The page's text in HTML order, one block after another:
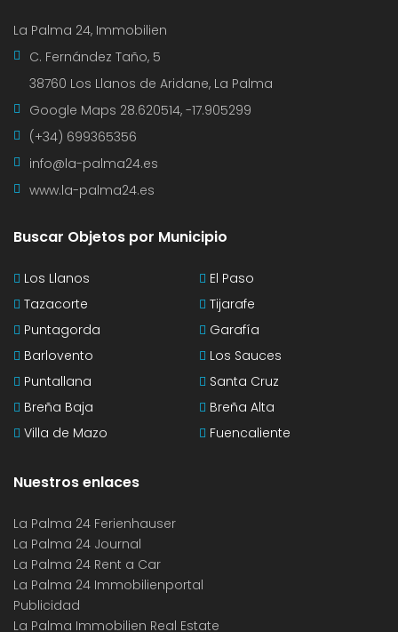
La Palma 24, Immobilien
C. Fernández Taño, 5
38760 Los Llanos de Aridane, La Palma
Google Maps 28.620514, -17.905299
(+34) 699365356
info@la-palma24.es
www.la-palma24.es
Buscar Objetos por Municipio
Los Llanos
El Paso
Tazacorte
Tijarafe
Puntagorda
Garafía
Barlovento
Los Sauces
Puntallana
Santa Cruz
Breña Baja
Breña Alta
Villa de Mazo
Fuencaliente
Nuestros enlaces
La Palma 24 Ferienhauser
La Palma 24 Journal
La Palma 24 Rent a Car
La Palma 24 Immobilienportal
Publicidad
La Palma Immobilien Real Estate